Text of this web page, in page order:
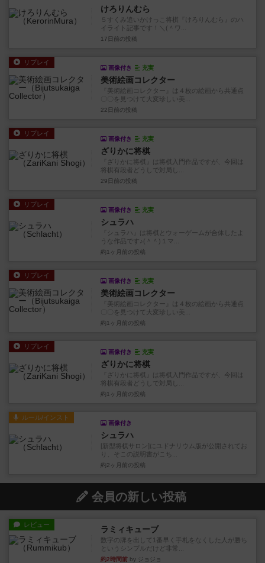
けろりんむら
５すくみ追いかけっこ将棋『けろりんむら』のハ
イライト記事です！＼(＾ワ...
17日前 の投稿
リプレイ
画像付き 充実
美術絵画コレクター
『美術絵画コレクター』は４枚の絵画から共通点
〇〇を見つけて大変珍しい美...
22日前 の投稿
リプレイ
画像付き 充実
ざりかに将棋
『ざりかに将棋』は将棋入門作品ですが、今回は
将棋有段者どうしで対局し...
29日前 の投稿
リプレイ
画像付き 充実
シュラハ
『シュラハ』は将棋とウォーゲームが合体したよ
うな作品です♪(＾＾)１マ...
約1ヶ月前 の投稿
リプレイ
画像付き 充実
美術絵画コレクター
『美術絵画コレクター』は４枚の絵画から共通点
〇〇を見つけて大変珍しい美...
約1ヶ月前 の投稿
リプレイ
画像付き 充実
ざりかに将棋
『ざりかに将棋』は将棋入門作品ですが、今回は
将棋有段者どうしで対局し...
約1ヶ月前 の投稿
ルール/インスト
画像付き
シュラハ
[新型将棋サロン]にユドナリウム版が公開されてお
り、そこの説明書がこち...
約2ヶ月前 の投稿
会員の新しい投稿
レビュー ラミィキューブ
数字の牌を出して1番早く手札をなくした人が勝ち
というシンプルだけど非常...
約2時間前 by ジョジョ